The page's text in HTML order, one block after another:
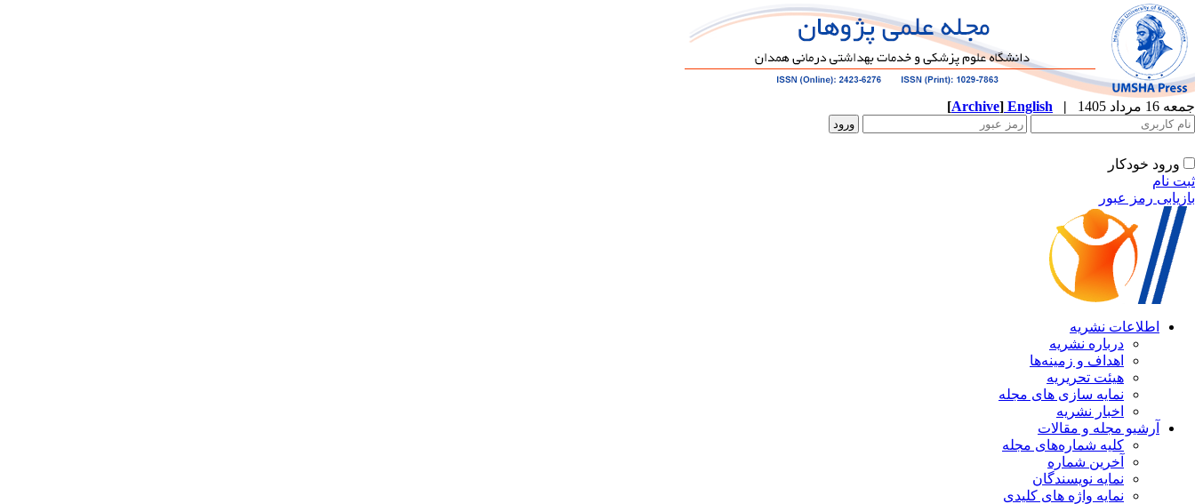
جمعه 16 مرداد 1405 |
English
[Archive]
ورود خودکار
ثبت نام
بازیابی رمز عبور
اطلاعات نشریه
درباره نشریه
اهداف و زمینه‌ها
هیئت تحریریه
نمایه سازی های مجله
اخبار نشریه
آرشیو مجله و مقالات
کلیه شماره‌های مجله
آخرین شماره
نمایه نویسندگان
نمایه واژه های کلیدی